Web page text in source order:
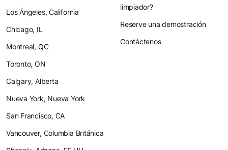
Los Ángeles, California
Chicago, IL
Montreal, QC
Toronto, ON
Calgary, Alberta
Nueva York, Nueva York
San Francisco, CA
Vancouver, Columbia Británica
limpiador?
Reserve una demostración
Contáctenos